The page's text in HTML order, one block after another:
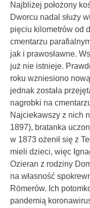
Najbliżej położony
Dworcu nadal służy
pięciu kilometrów od
cmentarzu
jak i prawosławne.
już nie istnieje.
roku wzniesiono
jednak została
nagrobki na
Najciekawszy z nich
1897), bratanka
w 1873 ożenił się z
mieli dzieci, więc
Ozieran z rodziny
na własność
Römerów. Ich
pandemią